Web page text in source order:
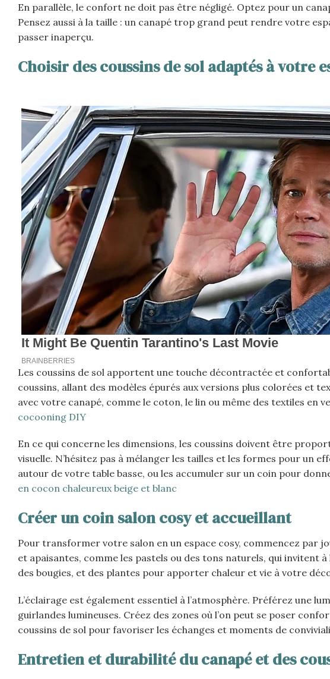
En parallèle, le confort ne doit pas être négligé. Optez pour un
Pensez aussi à la taille : un canapé trop grand peut rendre votre
passer inaperçu.
Choisir des coussins de sol adaptés à votre
Les coussins de sol apportent une touche décontractée et
coussins, allant des modèles épurés aux versions plus colorées et
avec votre canapé, comme le coton, le lin ou même des textiles en
cocooning DIY
En ce qui concerne les dimensions, les coussins doivent être
visuelle. N’hésitez pas à mélanger les tailles et les formes pour un
autour de votre table basse, ou les accumuler sur un coin pour
en cocon chaleureux beige et blanc
Créer un coin salon cosy et accueillant
Pour transformer votre salon en un espace cosy, commencez par
et apaisantes, comme les pastels ou des tons naturels, qui invitent
des bougies, et des plantes pour apporter chaleur et vie à votre
L’éclairage est également essentiel à l’atmosphère. Préférez une
guirlandes lumineuses. Créez des zones où l’on peut se poser
coussins de sol pour favoriser les échanges et moments de
Entretien et durabilité du canapé et des